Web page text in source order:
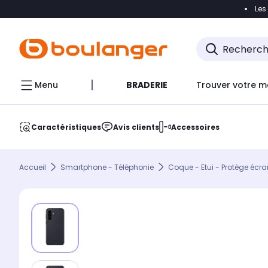
Accéder
Menu BRADERIE Trouver votre
Caractéristiques Avis clients Accessoires
Accueil Smartphone - Téléphonie Coque - Etui - Protège